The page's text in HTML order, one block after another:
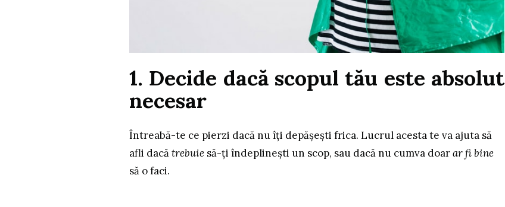
1. Decide dacă scopul tău este absolut
necesar
Întreabă-te ce pierzi dacă nu îți depășești frica. Lucrul acesta te va ajuta să
afli dacătrebuie să-ți îndeplinești un scop, sau dacă nu cumva doarar fi bine
să o faci.